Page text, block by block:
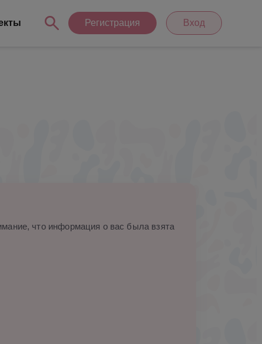
Регистрация Вход
что информация о вас была взята